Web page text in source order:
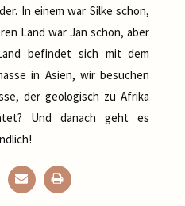
In einem war Silke schon,
Land war Jan schon, aber
befindet sich mit dem
in Asien, wir besuchen
der geologisch zu Afrika
Und danach geht es